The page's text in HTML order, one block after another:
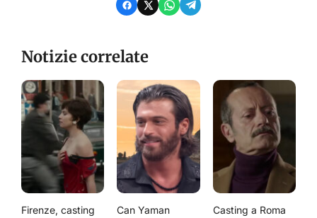
Notizie correlate
Firenze, casting
Can Yaman
Casting a Roma